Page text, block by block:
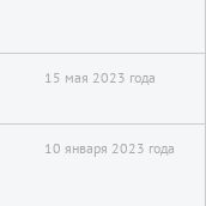
15 мая 2023 года
10 января 2023 года